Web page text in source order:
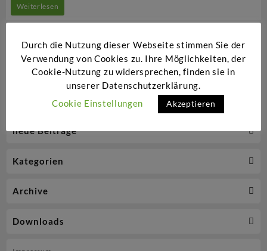
neue Beiträge
Kategorien
Archive
Downloads
Erster
Ringgleis-
Marsch
der
BlueLiner
Weiterlesen
Durch die Nutzung dieser Webseite stimmen Sie der
Verwendung von Cookies zu. Ihre Möglichkeiten, der
Cookie-Nutzung zu widersprechen, finden sie in
unserer Datenschutzerklärung.
Cookie Einstellungen
Akzeptieren